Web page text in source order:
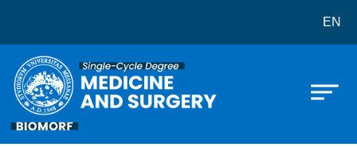
Corso di laurea in Medicine andEN